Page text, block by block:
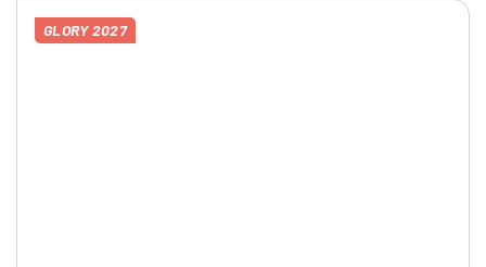
GLORY 2027